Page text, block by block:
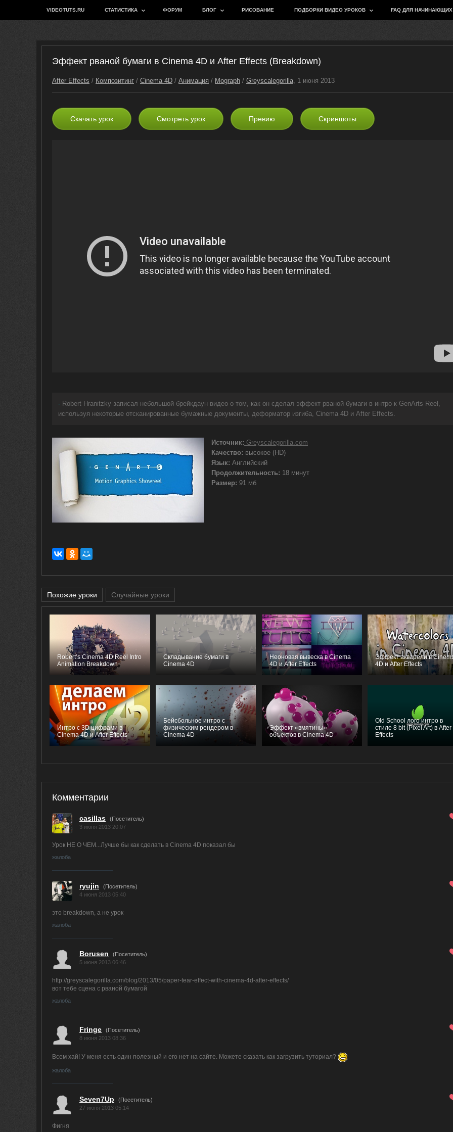
VIDEOTUTS.RU СТАТИСТИКА ФОРУМ БЛОГ РИСОВАНИЕ ПОДБОРКИ ВИДЕО УРОКОВ FAQ ДЛЯ НАЧИНАЮЩИХ
Эффект рваной бумаги в Cinema 4D и After Effects (Breakdown)
After Effects / Композитинг / Cinema 4D / Анимация / Mograph / Greyscalegorilla, 1 июня 2013
Скачать урок Смотреть урок Превию Скриншоты
- Robert Hranitzky записал небольшой брейкдаун видео о том, как он сделал эффект рваной бумаги в интро к GenArts Reel,
используя некоторые отсканированные бумажные документы, деформатор изгиба, Cinema 4D и After Effects.
Источник: Greyscalegorilla.com
Качество: высокое (HD)
Язык: Английский
Продолжительность: 18 минут
Размер: 91 мб
Похожие уроки Случайные уроки
Robert’s Cinema 4D Reel Intro
Animation Breakdown
Складывание бумаги в
Cinema 4D
Неоновая вывеска в Cinema
4D и After Effects
Эффект акварели в
4D и After Effects
Интро с 3D цифрами в
Cinema 4D и After Effects
Бейсбольное интро с
физическим рендером в
Cinema 4D
Эффект «вмятины»
объектов в Cinema 4D
Old School лого интро в
стиле 8 bit (Pixel Art) в After
Effects
Комментарии
casillas
(Посетитель)
3 июня 2013 20:07
Урок НЕ О ЧЕМ...Лучше бы как сделать в Cinema 4D показал бы
жалоба
ryujin
(Посетитель)
4 июня 2013 05:40
это breakdown, а не урок
жалоба
Borusen
(Посетитель)
5 июня 2013 06:46
http://greyscalegorilla.com/blog/2013/05/paper-tear-effect-with-cinema-4d-after-effects/
вот тебе сцена с рваной бумагой
жалоба
Fringe
(Посетитель)
8 июня 2013 08:36
Всем хай! У меня есть один полезный и его нет на сайте. Можете сказать как загрузить туториал?
жалоба
Seven7Up
(Посетитель)
27 июня 2013 05:14
Фигня